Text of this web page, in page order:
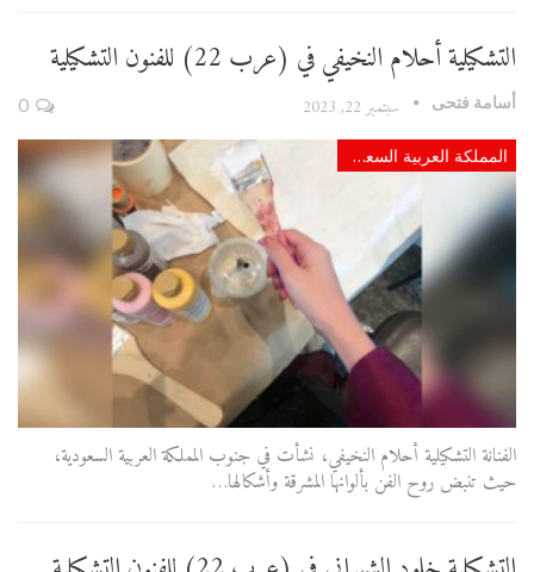
التشكيلية أحلام النخيفي في (عرب 22) للفنون التشكيلية
أسامة فتحى سبتمبر 22, 2023
المملكة العربية السعودية
الفنانة التشكيلية أحلام النخيفي، نشأت في جنوب المملكة العربية السعودية،
حيث تنبض روح الفن بألوانها المشرقة وأشكالها…